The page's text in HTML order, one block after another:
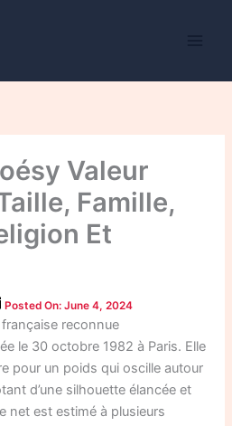
Valeur
Famille,
Et
Posted On:June 4, 2024
reconnue
le 30 octobre 1982 à Paris. Elle
pour un poids qui oscille autour
d’une silhouette élancée et
net est estimé à plusieurs